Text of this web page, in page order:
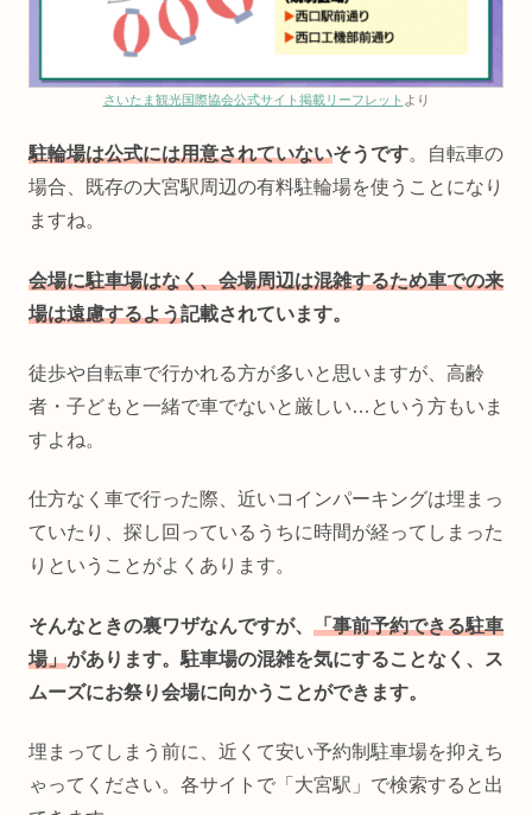
さいたま観光国際協会公式サイト掲載リーフレット より
駐輪場は公式には用意されていないそうです。自転車の
場合、
既存の大宮駅周辺の有料駐輪場を使うことになり
ますね。
会場に駐車場はなく、会場周辺は混雑するため車での来
場は遠慮するよう記載されています。
徒歩や自転車で行かれる方が多いと思いますが、高齢
者・子どもと一緒で車でないと厳しい…という方もいま
すよね。
仕方なく車で行った際、近いコインパーキングは埋まっ
ていたり、探し回っているうちに時間が経ってしまった
りということがよくあります。
そんなときの裏ワザなんですが、 「事前予約できる駐車
場」があります。駐車場の混雑を気にすることなく、ス
ムーズにお祭り会場に向かうことができます。
埋まってしまう前に、近くて安い予約制駐車場を抑えち
ゃってください。各サイトで「大宮駅」で検索すると出